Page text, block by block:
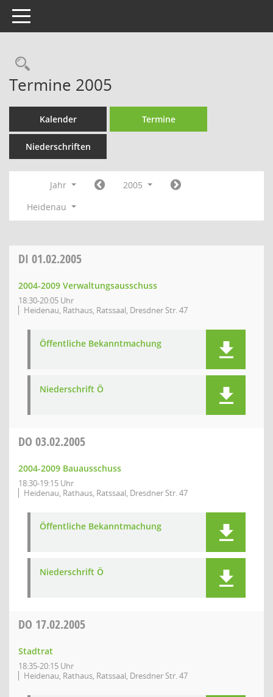
Toggle navigation
Rechercheauswahl
Termine 2005
Kalender Termine
Niederschriften
Jahr
2005
Heidenau
DI 01.02.2005
2004-2009 Verwaltungsausschuss
18:30-20:05 Uhr
Heidenau, Rathaus, Ratssaal, Dresdner Str. 47
Öffentliche Bekanntmachung
Niederschrift Ö
DO 03.02.2005
2004-2009 Bauausschuss
18:30-19:15 Uhr
Heidenau, Rathaus, Ratssaal, Dresdner Str. 47
Öffentliche Bekanntmachung
Niederschrift Ö
DO 17.02.2005
Stadtrat
18:35-20:15 Uhr
Heidenau, Rathaus, Ratssaal, Dresdner Str. 47